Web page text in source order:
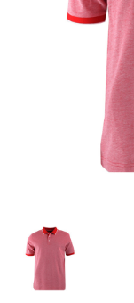
Truien-Pullovers